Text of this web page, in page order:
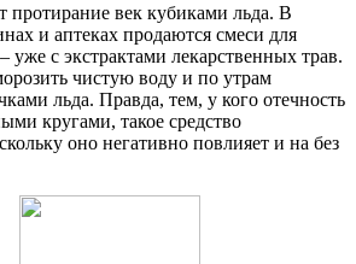
протирание век кубиками льда. В
и аптеках продаются смеси для
уже с экстрактами лекарственных трав.
чистую воду и по утрам
льда. Правда, тем, у кого отечность
кругами, такое средство
оно негативно повлияет и на без